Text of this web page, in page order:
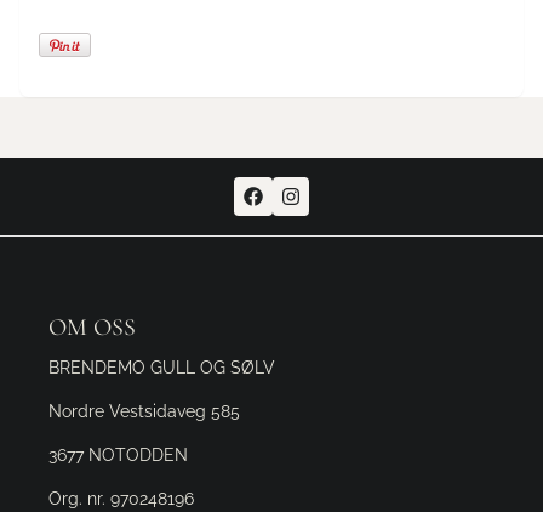
OM OSS
BRENDEMO GULL OG SØLV
Nordre Vestsidaveg 585
3677 NOTODDEN
Org. nr. 970248196